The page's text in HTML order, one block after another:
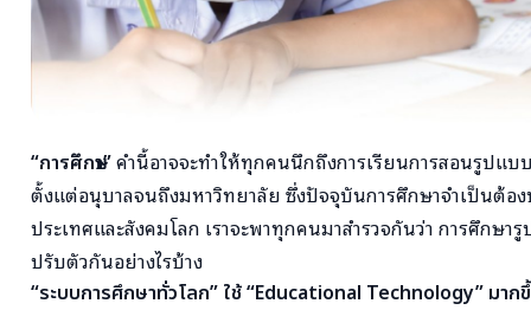
“การศึกษา”คำนี้อาจจะทำให้ทุกคนนึกถึงการเรียนการสอนรูปแบ
ตั้งแต่อนุบาลจนถึงมหาวิทยาลัย ซึ่งปัจจุบันการศึกษาจำเป็นต้อ
ประเทศและสังคมโลก เราจะพาทุกคนมาสำรวจกันว่า การศึก
ปรับตัวกันอย่างไรบ้าง
“ระบบการศึกษาทั่วโลก” ใช้ “Educational Technology” มาก